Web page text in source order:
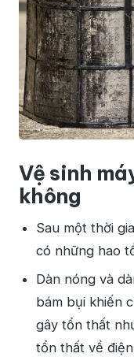
Vệ sinh
không
Sau một thời
có những hao
Dàn nóng và
bám bụi khiến
gây tổn thất
tổn thất về